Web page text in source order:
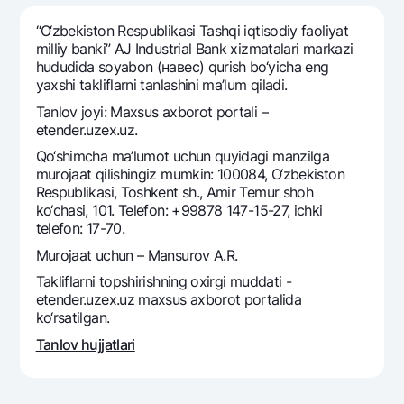
Hamma uchun USD uchun
Talab qilib olinguncha USD
Oltin omonat
NBU’dan oltin quymalar
Kumush omonat
UzCard/HUMO
Visa
Visa FIFA
Mastercard
Ish haqi
Garmin pay
Eskrou hisobvarag‘i
Tariflar
Aksiyalar
Milliy mobil ilovasi
Ko'p beriladigan savollar
Sayt bo‘yicha qidiring
Qidirish
Foydali havolalar
“O‘zbekiston Respublikasi Tashqi iqtisodiy faoliyat
milliy banki” AJ Industrial Bank xizmatalari markazi
hududida soyabon (навес) qurish bo‘yicha eng
yaxshi takliflarni tanlashini ma’lum qiladi.
Tanlov joyi: Maxsus axborot portali –
etender.uzex.uz.
Qo‘shimcha ma’lumot uchun quyidagi manzilga
murojaat qilishingiz mumkin: 100084, O‘zbekiston
Respublikasi, Toshkent sh., Amir Temur shoh
ko‘chasi, 101. Telefon: +99878 147-15-27, ichki
telefon: 17-70.
Murojaat uchun – Mansurov A.R.
Takliflarni topshirishning oxirgi muddati -
etender.uzex.uz maxsus axborot portalida
ko‘rsatilgan.
Tanlov hujjatlari